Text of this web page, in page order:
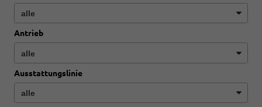
Antrieb
Ausstattungslinie